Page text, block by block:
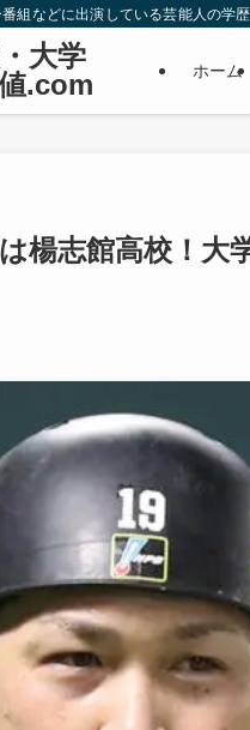
組などに出演している芸能人の
大学
.com
ホーム
楊志館高校！大